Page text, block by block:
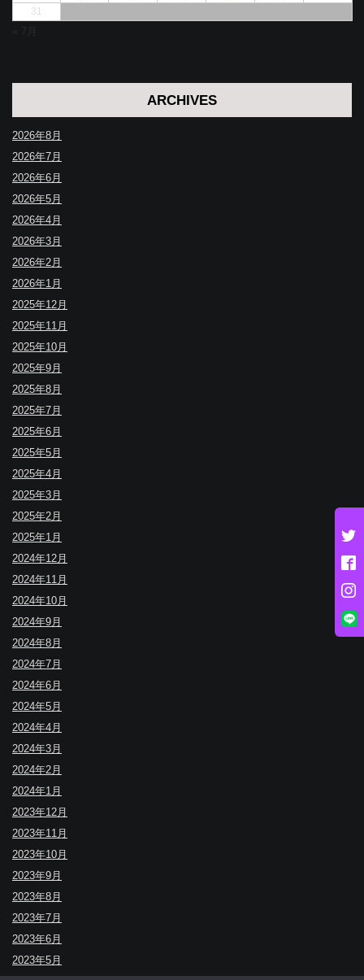
31
« 7月
ARCHIVES
2026年8月
2026年7月
2026年6月
2026年5月
2026年4月
2026年3月
2026年2月
2026年1月
2025年12月
2025年11月
2025年10月
2025年9月
2025年8月
2025年7月
2025年6月
2025年5月
2025年4月
2025年3月
2025年2月
2025年1月
2024年12月
2024年11月
2024年10月
2024年9月
2024年8月
2024年7月
2024年6月
2024年5月
2024年4月
2024年3月
2024年2月
2024年1月
2023年12月
2023年11月
2023年10月
2023年9月
2023年8月
2023年7月
2023年6月
2023年5月